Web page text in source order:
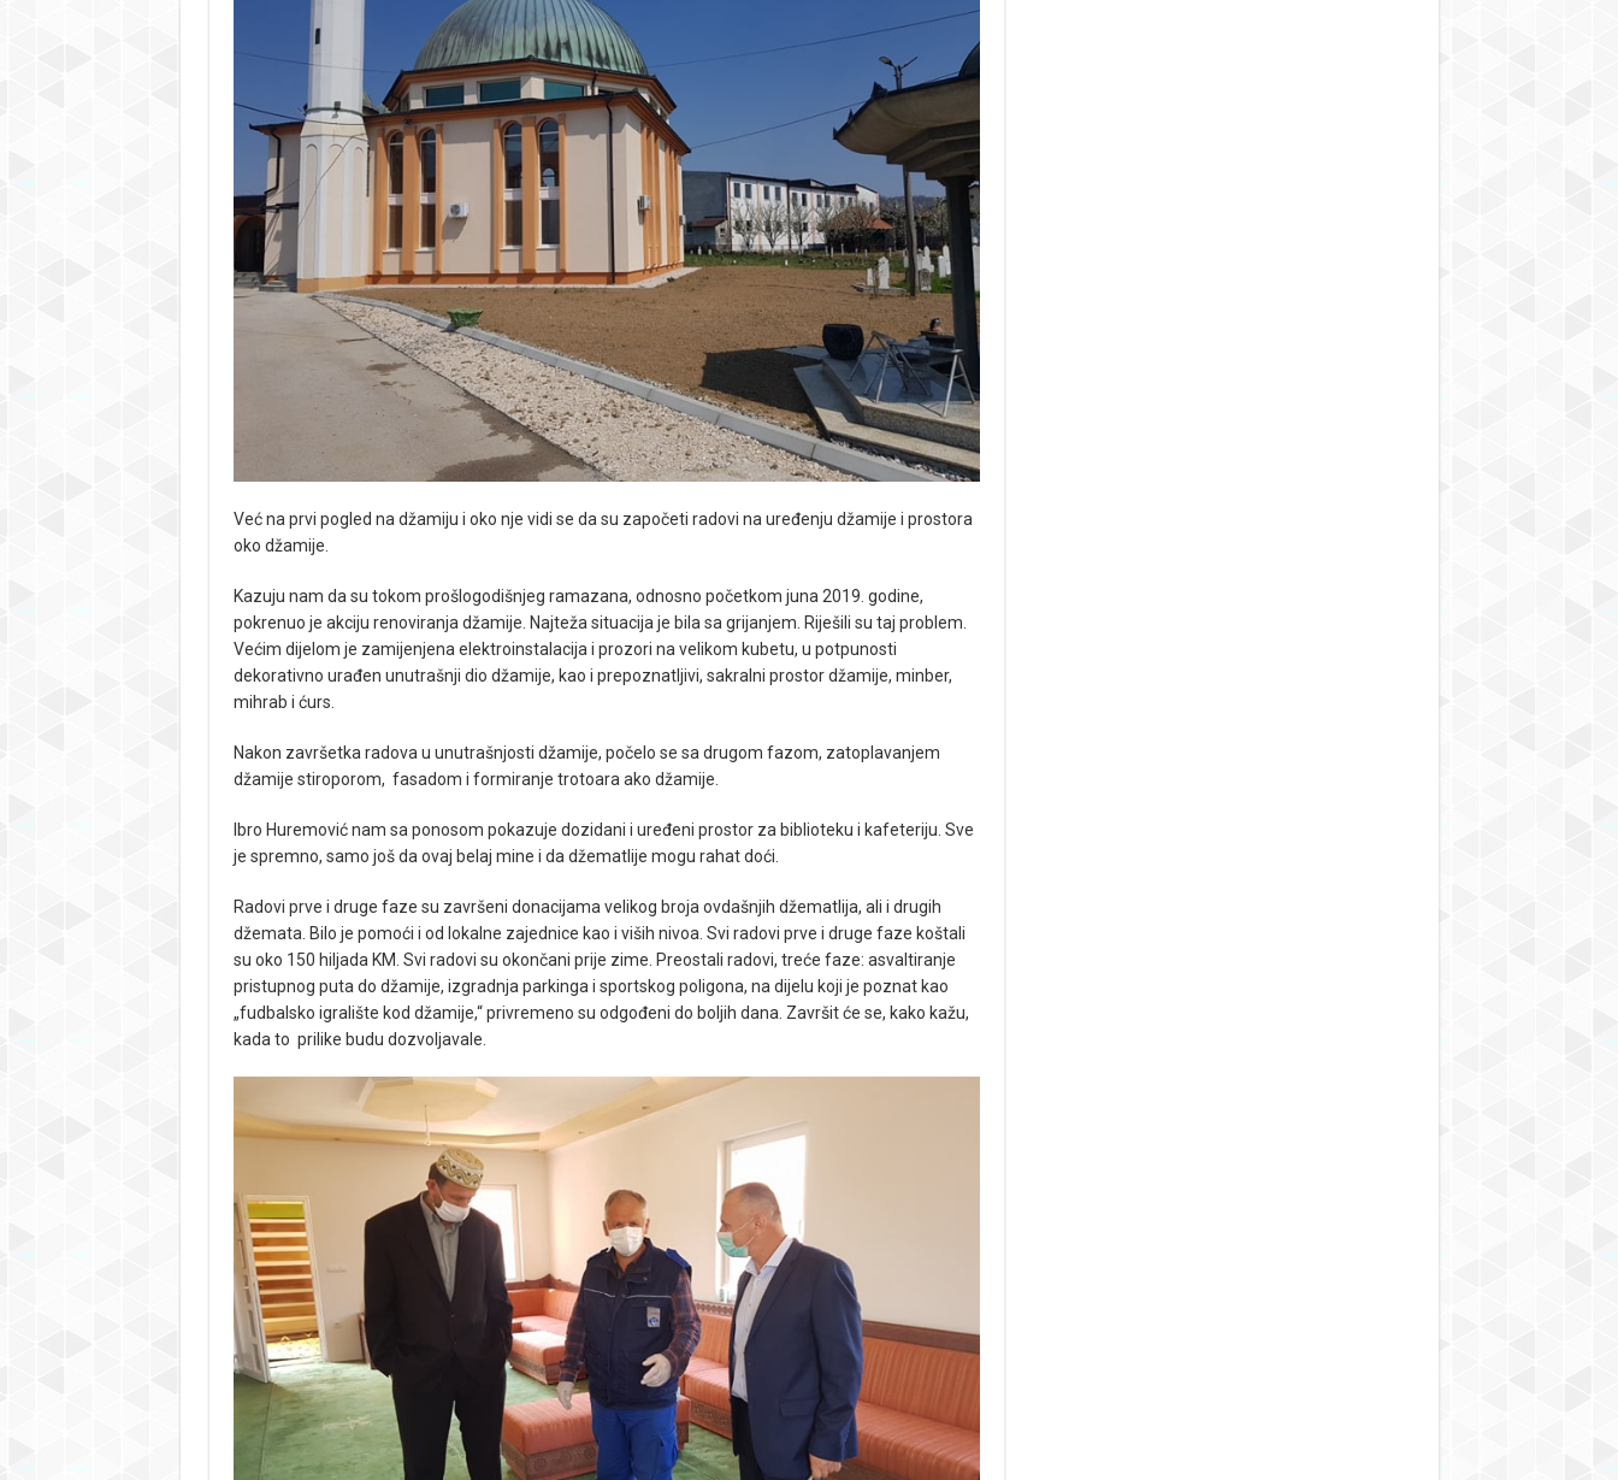
Već na prvi pogled na džamiju i oko nje vidi se da su započeti radovi na uređenju džamije i prostora
oko džamije.
Kazuju nam da su tokom prošlogodišnjeg ramazana, odnosno početkom juna 2019. godine,
pokrenuo je akciju renoviranja džamije. Najteža situacija je bila sa grijanjem. Riješili su taj problem.
Većim dijelom je zamijenjena elektroinstalacija i prozori na velikom kubetu, u potpunosti
dekorativno urađen unutrašnji dio džamije, kao i prepoznatljivi, sakralni prostor džamije, minber,
mihrab i ćurs.
Nakon završetka radova u unutrašnjosti džamije, počelo se sa drugom fazom, zatoplavanjem
džamije stiroporom, fasadom i formiranje trotoara ako džamije.
Ibro Huremović nam sa ponosom pokazuje dozidani i uređeni prostor za biblioteku i kafeteriju. Sve
je spremno, samo još da ovaj belaj mine i da džematlije mogu rahat doći.
Radovi prve i druge faze su završeni donacijama velikog broja ovdašnjih džematlija, ali i drugih
džemata. Bilo je pomoći i od lokalne zajednice kao i viših nivoa. Svi radovi prve i druge faze koštali
su oko 150 hiljada KM. Svi radovi su okončani prije zime. Preostali radovi, treće faze: asvaltiranje
pristupnog puta do džamije, izgradnja parkinga i sportskog poligona, na dijelu koji je poznat kao
„fudbalsko igralište kod džamije,“ privremeno su odgođeni do boljih dana. Završit će se, kako kažu,
kada to prilike budu dozvoljavale.